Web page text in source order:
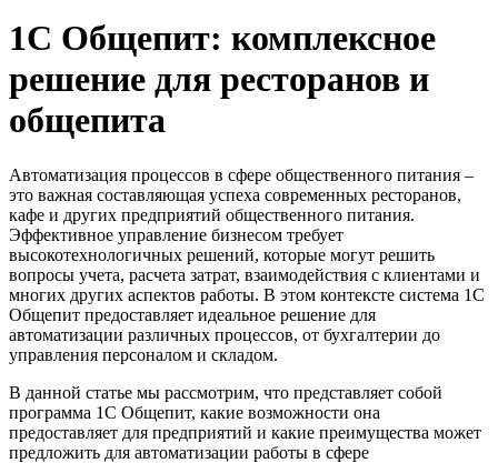
1С Общепит: комплексное
решение для ресторанов и
общепита
Автоматизация процессов в сфере общественного питания –
это важная составляющая успеха современных ресторанов,
кафе и других предприятий общественного питания.
Эффективное управление бизнесом требует
высокотехнологичных решений, которые могут решить
вопросы учета, расчета затрат, взаимодействия с клиентами и
многих других аспектов работы. В этом контексте система 1С
Общепит предоставляет идеальное решение для
автоматизации различных процессов, от бухгалтерии до
управления персоналом и складом.
В данной статье мы рассмотрим, что представляет собой
программа 1С Общепит, какие возможности она
предоставляет для предприятий и какие преимущества может
предложить для автоматизации работы в сфере